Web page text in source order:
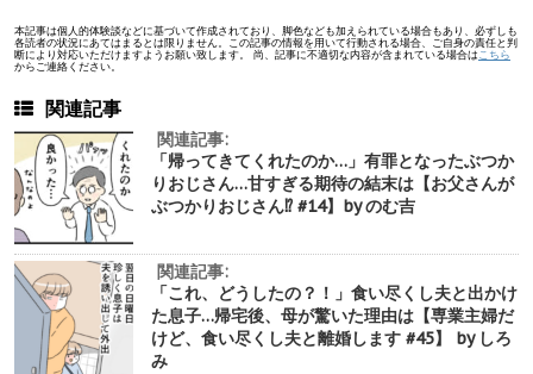
本記事は個人的体験談などに基づいて作成されており、脚色なども加えられている場合もあり、必ずしも
各読者の状況にあてはまるとは限りません。この記事の情報を用いて行動される場合、ご自身の責任と判
断により対応いただけますようお願い致します。 尚、記事に不適切な内容が含まれている場合はこちら
からご連絡ください。
関連記事
関連記事:
「帰ってきてくれたのか…」有罪となったぶつか
りおじさん…甘すぎる期待の結末は【お父さんが
ぶつかりおじさん⁉︎ #14】by のむ吉
関連記事:
「これ、どうしたの？！」食い尽くし夫と出かけ
た息子…帰宅後、母が驚いた理由は【専業主婦だ
けど、食い尽くし夫と離婚します #45】 by しろ
み